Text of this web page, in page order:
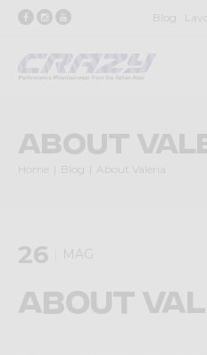
Blog
About
Home Blog About Valeria
26 MAG
About